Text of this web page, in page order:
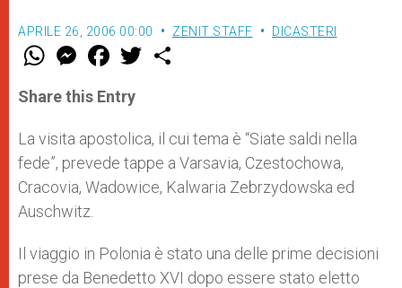
APRILE 26, 2006 00:00 ZENIT STAFF DICASTERI
W
t
s
p
p
M
e
s
e
g
e
r
F
a
e
b
o
k
w
r
Share this Entry
La visita apostolica, il cui tema è “Siate saldi nella
fede”, prevede tappe a Varsavia, Czestochowa,
Cracovia, Wadowice, Kalwaria Zebrzydowska ed
Auschwitz.
Il viaggio in Polonia è stato una delle prime decisioni
prese da Benedetto XVI dopo essere stato eletto